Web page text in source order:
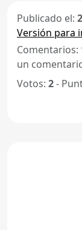
Publicado el:
Versión para
Comentarios:
un
Votos: 2-